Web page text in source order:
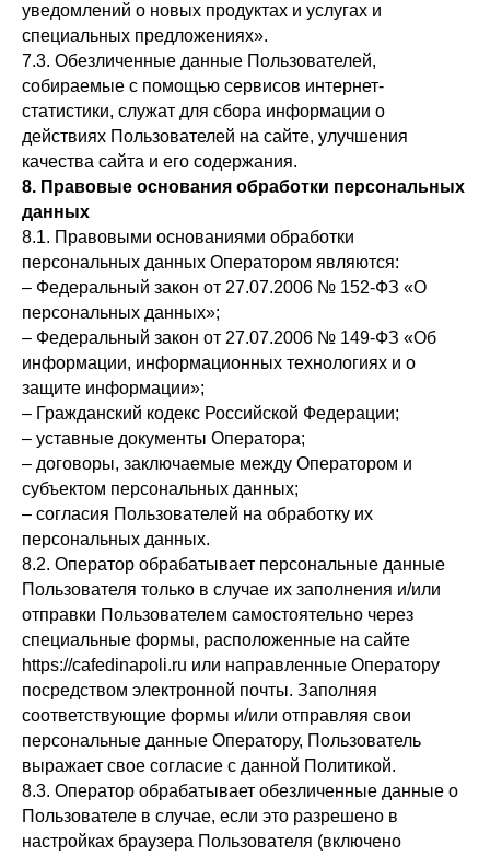
уведомлений о новых продуктах и услугах и
специальных предложениях».
7.3. Обезличенные данные Пользователей,
собираемые с помощью сервисов интернет-
статистики, служат для сбора информации о
действиях Пользователей на сайте, улучшения
качества сайта и его содержания.
8. Правовые основания обработки персональных
данных
8.1. Правовыми основаниями обработки
персональных данных Оператором являются:
– Федеральный закон от 27.07.2006 № 152-ФЗ «О
персональных данных»;
– Федеральный закон от 27.07.2006 № 149-ФЗ «Об
информации, информационных технологиях и о
защите информации»;
– Гражданский кодекс Российской Федерации;
– уставные документы Оператора;
– договоры, заключаемые между Оператором и
субъектом персональных данных;
– согласия Пользователей на обработку их
персональных данных.
8.2. Оператор обрабатывает персональные данные
Пользователя только в случае их заполнения и/или
отправки Пользователем самостоятельно через
специальные формы, расположенные на сайте
https://cafedinapoli.ru или направленные Оператору
посредством электронной почты. Заполняя
соответствующие формы и/или отправляя свои
персональные данные Оператору, Пользователь
выражает свое согласие с данной Политикой.
8.3. Оператор обрабатывает обезличенные данные о
Пользователе в случае, если это разрешено в
настройках браузера Пользователя (включено